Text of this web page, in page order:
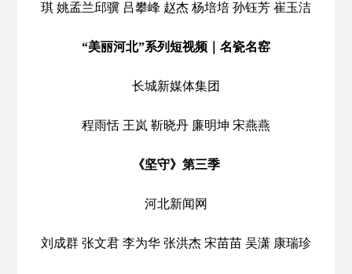
琪 姚孟兰邱骥 吕攀峰 赵杰 杨培培 孙钰芳 崔玉洁
“美丽河北”系列短视频｜名瓷名窑
长城新媒体集团
程雨恬 王岚 靳晓丹 廉明坤 宋燕燕
《坚守》第三季
河北新闻网
刘成群 张文君 李为华 张洪杰 宋苗苗 吴潇 康瑞珍